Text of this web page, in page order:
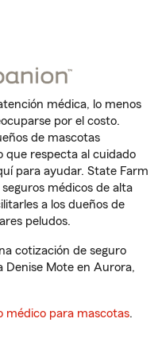
médica, lo menos
por el costo.
de mascotas
que respecta al cuidado
para ayudar. State Farm
médicos de alta
a los dueños de
peludos.
cotización de seguro
Denise Mote en Aurora,
médico para mascotas.